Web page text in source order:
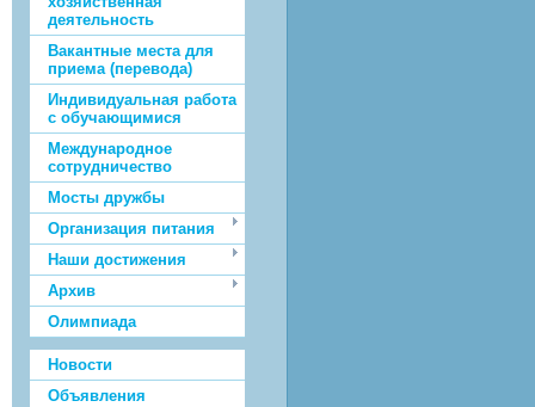
деятельность
Вакантные места для
приема (перевода)
Индивидуальная работа
с обучающимися
Международное
сотрудничество
Мосты дружбы
Организация питания
Наши достижения
Архив
Олимпиада
Новости
Объявления